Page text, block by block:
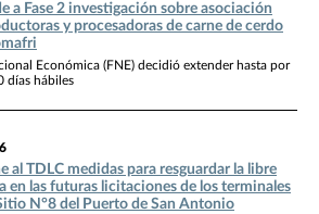
a Fase 2 investigación sobre asociación
y procesadoras de carne de cerdo
Económica (FNE) decidió extender hasta por
días hábiles
al TDLC medidas para resguardar la libre
en las futuras licitaciones de los terminales
N°8 del Puerto de San Antonio